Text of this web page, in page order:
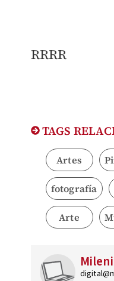
RRRR
TAGS
Artes
fotografía
Arte